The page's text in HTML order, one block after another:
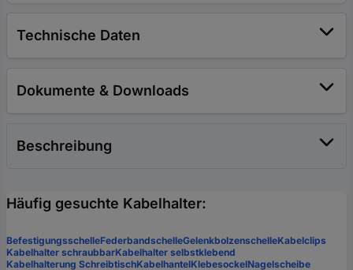
Technische Daten
Dokumente & Downloads
Beschreibung
Häufig gesuchte Kabelhalter:
BefestigungsschelleFederbandschelleGelenkbolzenschelleKabelclips
Kabelhalter schraubbarKabelhalter selbstklebend
Kabelhalterung SchreibtischKabelhantelKlebesockelNagelscheibe